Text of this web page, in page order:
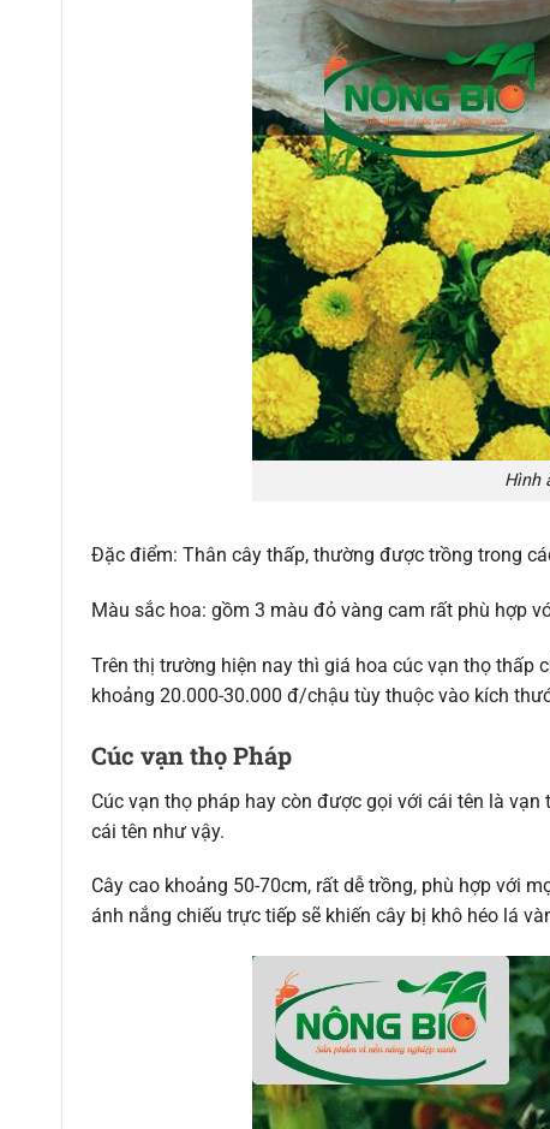
Hình
Đặc điểm: Thân cây thấp, thường được trồng trong
Màu sắc hoa: gồm 3 màu đỏ vàng cam rất phù hợp
Trên thị trường hiện nay thì giá hoa cúc vạn thọ thấp
khoảng 20.000-30.000 đ/chậu tùy thuộc vào kích
Cúc vạn thọ Pháp
Cúc vạn thọ pháp hay còn được gọi với cái tên là
cái tên như vậy.
Cây cao khoảng 50-70cm, rất dễ trồng, phù hợp với
ánh nắng chiếu trực tiếp sẽ khiến cây bị khô héo lá